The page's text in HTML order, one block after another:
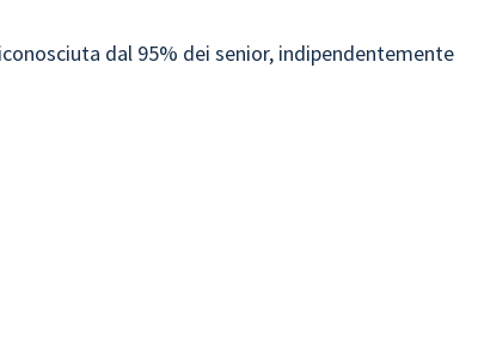
dal 95% dei senior, indipendentemente